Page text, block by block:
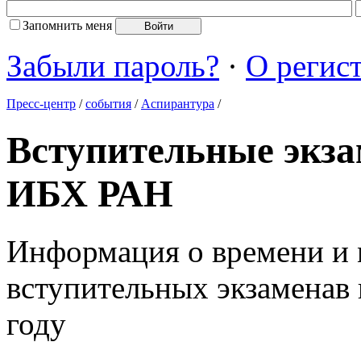
Запомнить меня
Забыли пароль? · О
Пресс-центр /события / Аспирантура /
Вступительные
ИБХ РАН
Информация о времени и
вступительных
году